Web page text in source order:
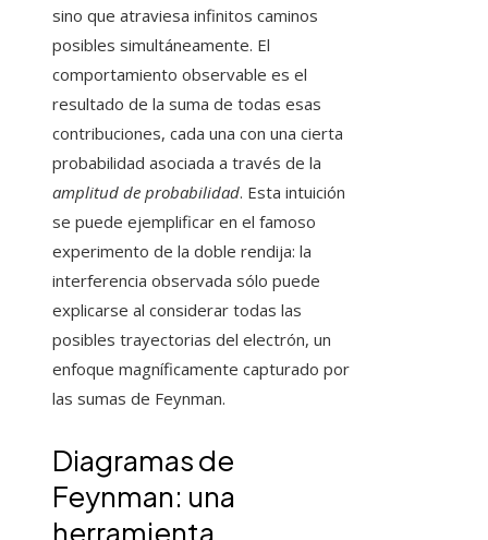
sino que atraviesa infinitos caminos
posibles simultáneamente. El
comportamiento observable es el
resultado de la suma de todas esas
contribuciones, cada una con una cierta
probabilidad asociada a través de la
amplitud de probabilidad. Esta intuición
se puede ejemplificar en el famoso
experimento de la doble rendija: la
interferencia observada sólo puede
explicarse al considerar todas las
posibles trayectorias del electrón, un
enfoque magníficamente capturado por
las sumas de Feynman.
Diagramas de
Feynman: una
herramienta